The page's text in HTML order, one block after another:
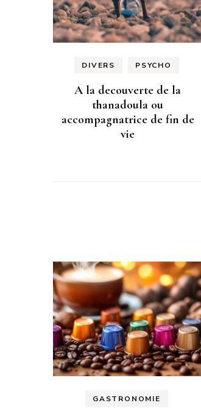
DIVERS PSYCHO
A la decouverte de la
thanadoula ou
accompagnatrice de fin de
vie
GASTRONOMIE